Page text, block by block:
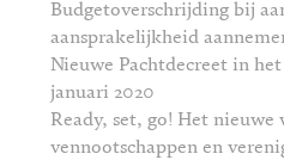
Budgetoverschrijding bij
aansprakelijkheid
Nieuwe Pachtdecreet in
januari 2020
Ready, set, go! Het nieuwe
vennootschappen en